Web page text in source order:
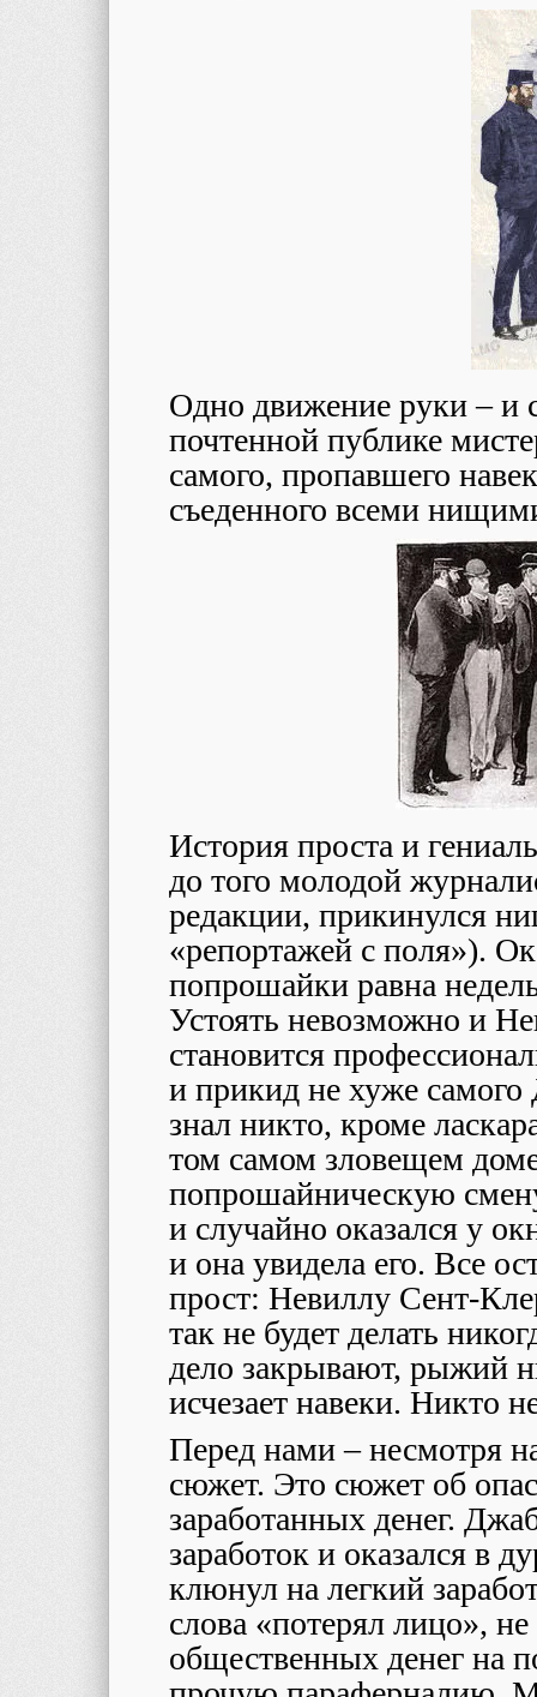
Одно движение руки – и
почтенной публике
самого, пропавшего
съеденного всеми
История проста и
до того молодой
редакции, прикинулся
«репортажей с поля»).
попрошайки равна
Устоять невозможно и
становится
и прикид не хуже
знал никто, кроме
том самом зловещем
попрошайническую
и случайно оказался у
и она увидела его. Все
прост: Невиллу Сент-
так не будет делать
дело закрывают, рыжий
исчезает навеки. Никто
Перед нами – несмотря
сюжет. Это сюжет об
заработанных денег.
заработок и оказался в
клюнул на легкий
слова «потерял лицо»,
общественных денег на